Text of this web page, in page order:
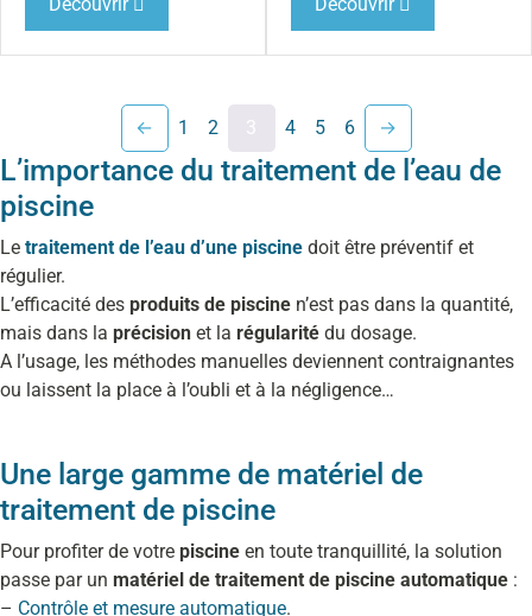
← 1 2 3 4 5 6 →
L’importance du traitement de l’eau de
piscine
Le traitement de l’eau d’une piscine doit être préventif et
régulier.
L’efficacité des produits de piscine n’est pas dans la quantité,
mais dans la précision et la régularité du dosage.
A l’usage, les méthodes manuelles deviennent contraignantes
ou laissent la place à l’oubli et à la négligence…
Une large gamme de matériel de
traitement de piscine
Pour profiter de votre piscine en toute tranquillité, la solution
passe par un matériel de traitement de piscine automatique :
– Contrôle et mesure automatique.